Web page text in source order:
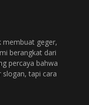
membuat geger,
berangkat dari
percaya bahwa
slogan, tapi cara